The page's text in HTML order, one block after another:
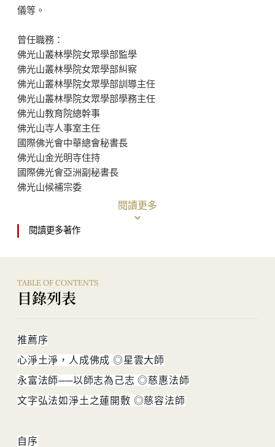
三本「當下淨土」系列著作。此系列著作，可以做
為學習佛法的入門書，並提供廣大讀者進階深入研
習，開啟提起正念，如實承擔，勇往向前的人生方
向。
凡事要認真，但不當真。當日常投入境界的考驗，
我們更能從中學習應對，勉勵自己化煩惱為菩提，
掌握當下，安定身心，建立正確的人生態度，做自
己生命的主人。
儀等。
曾任職務：
佛光山叢林學院女眾學部監學
佛光山叢林學院女眾學部糾察
佛光山叢林學院女眾學部訓導主任
佛光山叢林學院女眾學部學務主任
佛光山教育院總幹事
佛光山寺人事室主任
國際佛光會中華總會秘書長
佛光山金光明寺住持
國際佛光會亞洲副秘書長
佛光山候補宗委
佛光山港澳區總住持
佛光山梵唄讚頌團團長
淨得安樂》。
閱讀更多
閱讀更多著作
TABLE OF CONTENTS
目錄列表
推薦序
心淨土淨，人成佛成 ◎星雲大師
永富法師──以師志為己志 ◎慈惠法師
文字弘法如淨土之蓮開敷 ◎慈容法師
自序